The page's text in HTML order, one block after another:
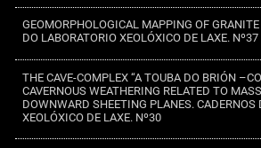
GEOMORPHOLOGICAL MAPPING OF GRANITE
DO LABORATORIO XEOLÓXICO DE LAXE. Nº37
THE CAVE-COMPLEX “A TOUBA DO BRIÓN
CAVERNOUS WEATHERING RELATED TO
DOWNWARD SHEETING PLANES. CADERNOS
XEOLÓXICO DE LAXE. Nº30